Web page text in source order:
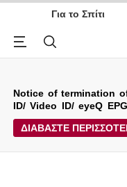
Για το Σπίτι
Αναζήτηση
Ενημερώσεις για
Απορρήτου της LG
Notice of termination
ID/ Video ID/ eyeQ
Theater System.
ΔΙΑΒΑΣΤΕ